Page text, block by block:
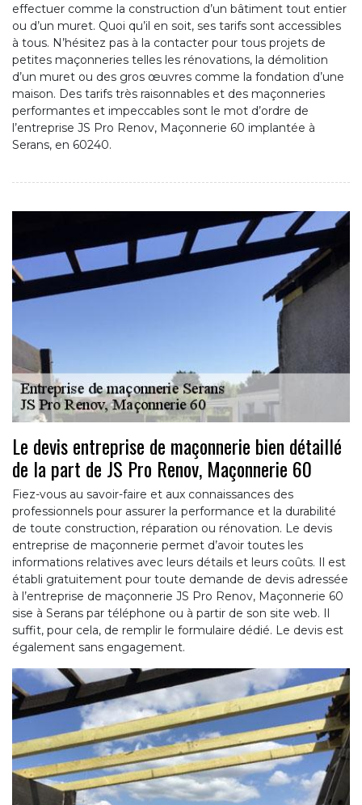
effectuer comme la construction d’un bâtiment tout entier
ou d’un muret. Quoi qu’il en soit, ses tarifs sont accessibles
à tous. N’hésitez pas à la contacter pour tous projets de
petites maçonneries telles les rénovations, la démolition
d’un muret ou des gros œuvres comme la fondation d’une
maison. Des tarifs très raisonnables et des maçonneries
performantes et impeccables sont le mot d’ordre de
l’entreprise JS Pro Renov, Maçonnerie 60 implantée à
Serans, en 60240.
Le devis entreprise de maçonnerie bien détaillé
de la part de JS Pro Renov, Maçonnerie 60
Fiez-vous au savoir-faire et aux connaissances des
professionnels pour assurer la performance et la durabilité
de toute construction, réparation ou rénovation. Le devis
entreprise de maçonnerie permet d’avoir toutes les
informations relatives avec leurs détails et leurs coûts. Il est
établi gratuitement pour toute demande de devis adressée
à l’entreprise de maçonnerie JS Pro Renov, Maçonnerie 60
sise à Serans par téléphone ou à partir de son site web. Il
suffit, pour cela, de remplir le formulaire dédié. Le devis est
également sans engagement.